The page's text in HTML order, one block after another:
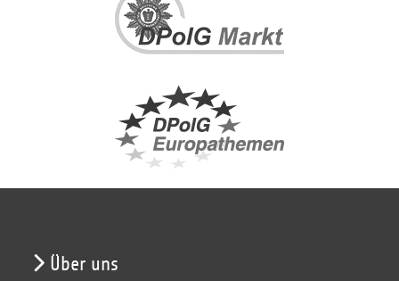
Über uns